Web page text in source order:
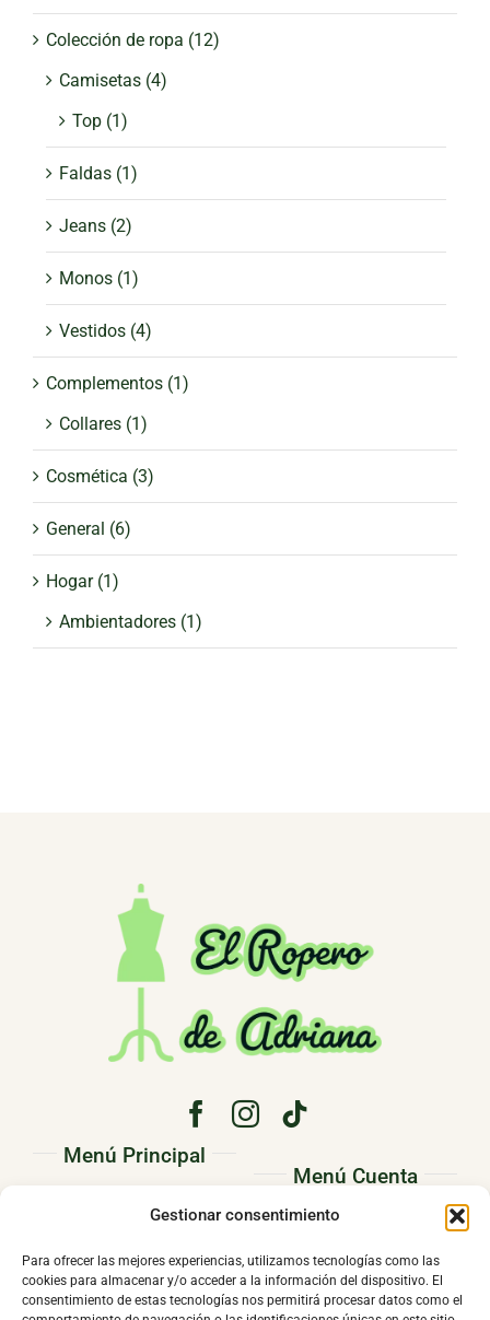
Gestionar consentimiento
Para ofrecer las mejores experiencias, utilizamos tecnologías como las
cookies para almacenar y/o acceder a la información del dispositivo. El
consentimiento de estas tecnologías nos permitirá procesar datos como el
Colección de ropa (12)
Camisetas (4)
Top (1)
Faldas (1)
Jeans (2)
Monos (1)
Vestidos (4)
Complementos (1)
Collares (1)
Cosmética (3)
General (6)
Hogar (1)
Ambientadores (1)
Menú Principal
TIENDA
Menú Cuenta
Pedidos
Direcciones
Mi cuenta